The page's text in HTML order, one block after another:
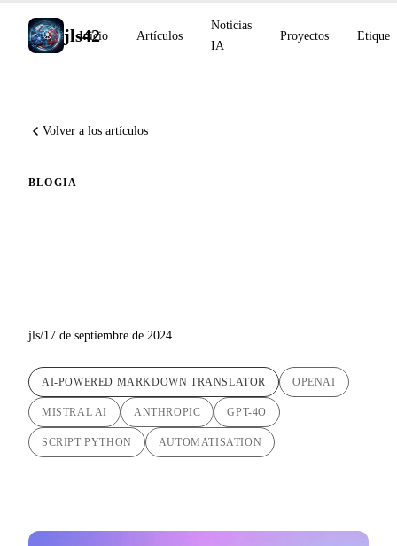
jls42
Inicio Artículos
Noticias
IA
Proyectos
Volver a los artículos
BLOGIA
jls/17 de septiembre de 2024
AI-POWERED MARKDOWN TRANSLATOR OPENAI
MISTRAL AI ANTHROPIC GPT-4O
SCRIPT PYTHON AUTOMATISATION